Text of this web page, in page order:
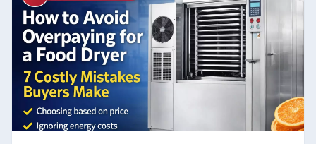
fortjeneste.